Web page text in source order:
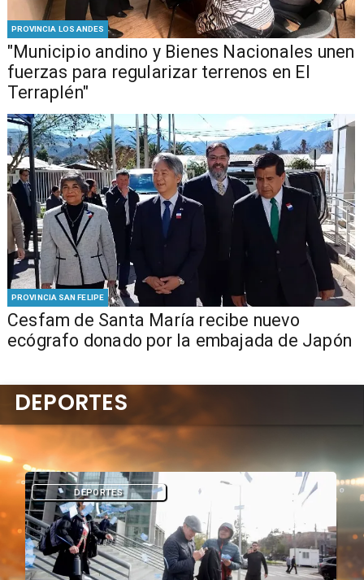
PROVINCIA LOS ANDES
"Municipio andino y Bienes Nacionales unen
fuerzas para regularizar terrenos en El
Terraplén"
PROVINCIA SAN FELIPE
Cesfam de Santa María recibe nuevo
ecógrafo donado por la embajada de Japón
DEPORTES
DEPORTES